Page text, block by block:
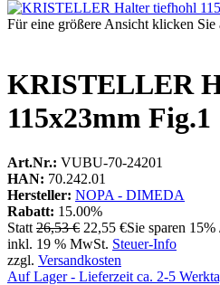
Für eine größere Ansicht klicken Sie
KRISTELLER
115x23mm Fig.1
Art.Nr.: VUBU-70-24201
HAN: 70.242.01
Hersteller: NOPA - DIMEDA
Rabatt: 15.00%
Statt 26,53 € 22,55 €Sie sparen
inkl. 19 % MwSt. Steuer-Info
zzgl. Versandkosten
Auf Lager - Lieferzeit ca. 2-5